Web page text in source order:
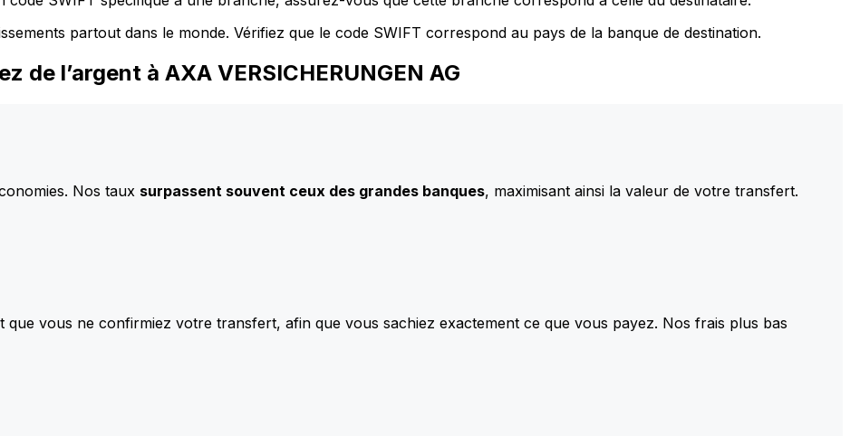
partout dans le monde. Vérifiez que le code SWIFT correspond au pays de la banque de destination.
de l’argent à AXA VERSICHERUNGEN AG
Nos taux surpassent souvent ceux des grandes banques, maximisant ainsi la valeur de votre transfert.
que vous ne confirmiez votre transfert, afin que vous sachiez exactement ce que vous payez. Nos frais plus bas